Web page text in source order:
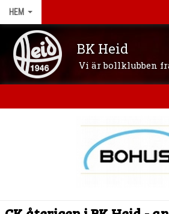
HEM
BK Heid
Vi är bollklubben